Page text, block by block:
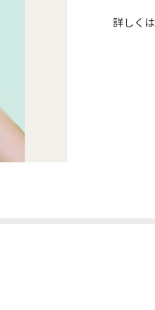
詳しくは